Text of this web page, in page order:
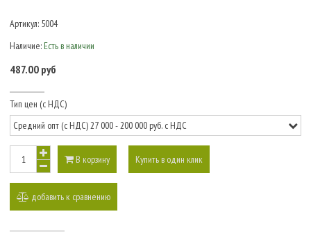
Артикул: 5004
Наличие: Есть в наличии
487.00 руб
Тип цен (с НДС)
В корзину Купить в один клик
добавить к сравнению